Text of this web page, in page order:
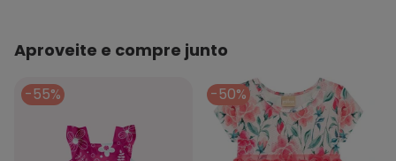
Aproveite e compre junto
-55% -50%